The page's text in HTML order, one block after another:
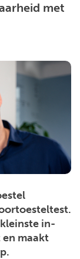
met
in-
maakt